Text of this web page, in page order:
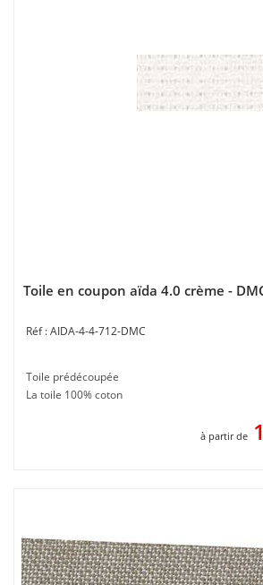
Toile en coupon aïda 4.0 crème -
AIDA-4-4-712-DMC
Toile prédécoupée
La toile 100% coton
à partir de